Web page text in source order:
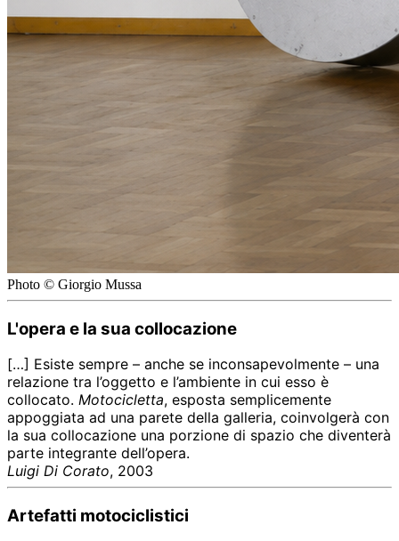
Photo © Giorgio Mussa
L'opera e la sua collocazione
[…] Esiste sempre – anche se inconsapevolmente – una
relazione tra l’oggetto e l’ambiente in cui esso è
collocato. Motocicletta, esposta semplicemente
appoggiata ad una parete della galleria, coinvolgerà con
la sua collocazione una porzione di spazio che diventerà
parte integrante dell’opera.
Luigi Di Corato, 2003
Artefatti motociclistici